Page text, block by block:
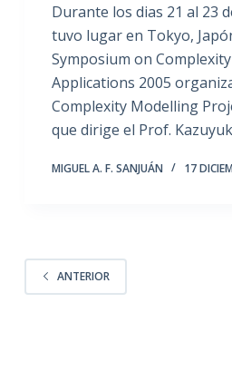
Durante los dias 21 al 23
tuvo lugar en Tokyo,
Symposium on
Applications 2005
Complexity Modelling
que dirige el Prof.
MIGUEL A. F. SANJUÁN 17
ANTERIOR